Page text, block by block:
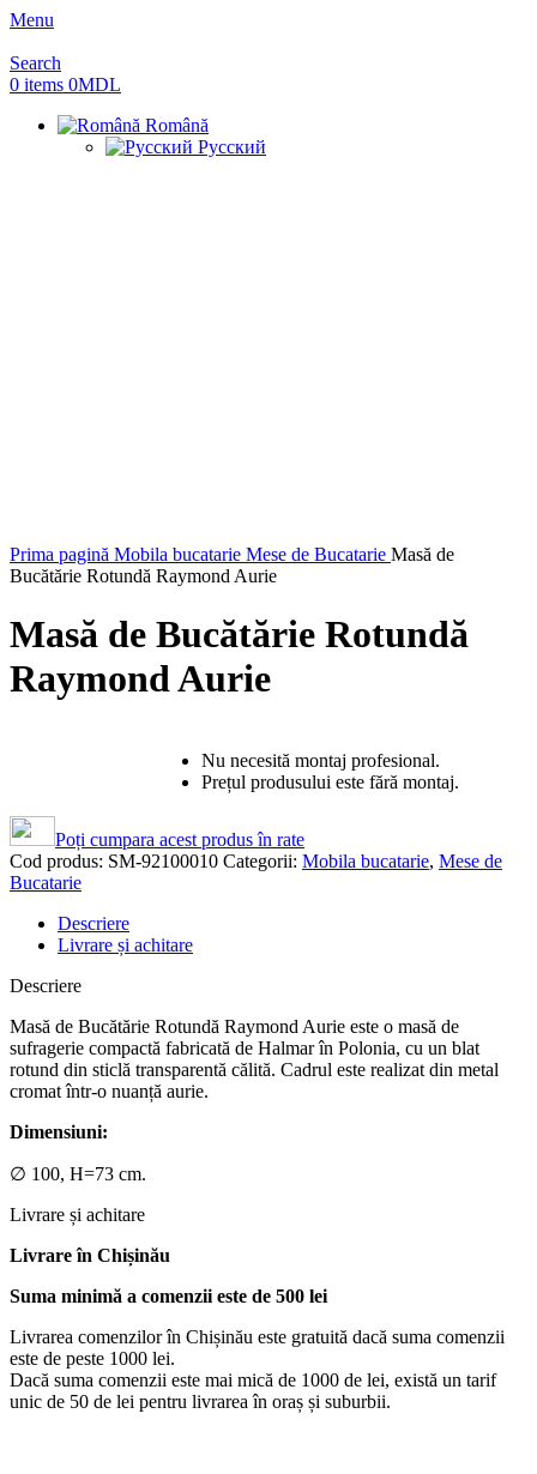
Menu
Search
0 items 0MDL
Română
Русский
Prima pagină Mobila bucatarie Mese de Bucatarie Masă de
Bucătărie Rotundă Raymond Aurie
Masă de Bucătărie Rotundă
Raymond Aurie
Nu necesită montaj profesional.
Prețul produsului este fără montaj.
Poți cumpara acest produs în rate
Cod produs: SM-92100010 Categorii: Mobila bucatarie, Mese de
Bucatarie
Descriere
Livrare și achitare
Descriere
Masă de Bucătărie Rotundă Raymond Aurie este o masă de
sufragerie compactă fabricată de Halmar în Polonia, cu un blat
rotund din sticlă transparentă călită. Cadrul este realizat din metal
cromat într-o nuanță aurie.
Dimensiuni:
∅ 100, H=73 cm.
Livrare și achitare
Livrareîn Chișinău
Suma minimă a comenzii este de 500 lei
Livrarea comenzilor în Chișinău este gratuită dacă suma comenzii
este de peste 1000 lei.
Dacă suma comenzii este mai mică de 1000 de lei, există un tarif
unic de 50 de lei pentru livrarea în oraș și suburbii.